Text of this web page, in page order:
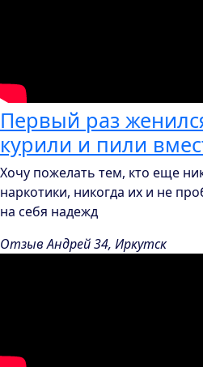
Первый раз
курили и пили
Хочу пожелать тем, кто еще
наркотики, никогда их и не
на себя надежд
Отзыв Андрей 34, Иркутск